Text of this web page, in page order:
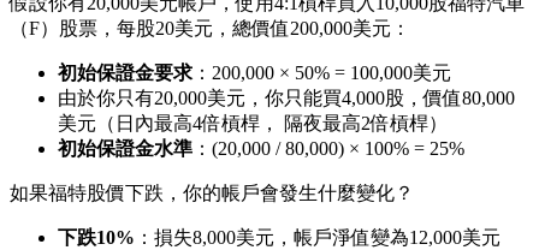
（F）股票，每股20美元，總價值200,000美元：
初始保證金要求 ：200,000 × 50% = 100,000美元
由於你只有20,000美元，你只能買4,000股，價值80,000
美元（日內最高4倍槓桿， 隔夜最高2倍槓桿）
初始保證金水準 ：(20,000 / 80,000) × 100% = 25%
如果福特股價下跌，你的帳戶會發生什麼變化？
下跌10% ：損失8,000美元，帳戶淨值變為12,000美元